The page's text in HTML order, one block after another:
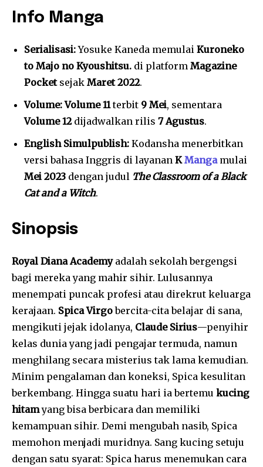
Info Manga
Serialisasi:Yosuke Kaneda memulai Kuroneko
to Majo no Kyoushitsu. di platform Magazine
Pocketsejak Maret 2022.
Volume: Volume 11terbit 9 Mei, sementara
Volume 12dijadwalkan rilis 7 Agustus.
English Simulpublish: Kodansha menerbitkan
versi bahasa Inggris di layanan KMangamulai
Mei 2023 dengan judul The Classroom of a Black
Cat and a Witch.
Sinopsis
Royal Diana Academyadalah sekolah bergengsi
bagi mereka yang mahir sihir. Lulusannya
menempati puncak profesi atau direkrut keluarga
kerajaan. Spica Virgobercita-cita belajar di sana,
mengikuti jejak idolanya, Claude Sirius—penyihir
kelas dunia yang jadi pengajar termuda, namun
menghilang secara misterius tak lama kemudian.
Minim pengalaman dan koneksi, Spica kesulitan
berkembang. Hingga suatu hari ia bertemu kucing
hitamyang bisa berbicara dan memiliki
kemampuan sihir. Demi mengubah nasib, Spica
memohon menjadi muridnya. Sang kucing setuju
dengan satu syarat: Spica harus menemukan cara